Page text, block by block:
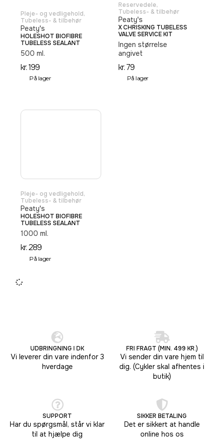
Pleje- og vedligehold,
Tubeless- & tilbehør
Peaty's
HOLESHOT BIOFIBRE
TUBELESS SEALANT
500 ml.
kr.199
På lager
Reservedele,
Tubeless- & tilbehør
Peaty's
X CHRISKING TUBELESS
VALVE SERVICE KIT
Ingen størrelse
angivet
kr.79
På lager
Pleje- og vedligehold,
Tubeless- & tilbehør
Peaty's
HOLESHOT BIOFIBRE
TUBELESS SEALANT
1000 ml.
kr.289
På lager
UDBRINGNING I DK
Vi leverer din vare indenfor 3
hverdage
FRI FRAGT (MIN. 499 KR.)
Vi sender din vare hjem til
dig. (Cykler skal afhentes i
butik)
SUPPORT
Har du spørgsmål, står vi klar
til at hjælpe dig
SIKKER BETALING
Det er sikkert at handle
online hos os